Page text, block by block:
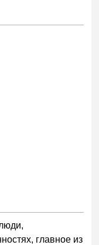
главное из